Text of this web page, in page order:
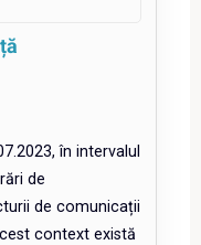
în intervalul
de
de comunicații
context există